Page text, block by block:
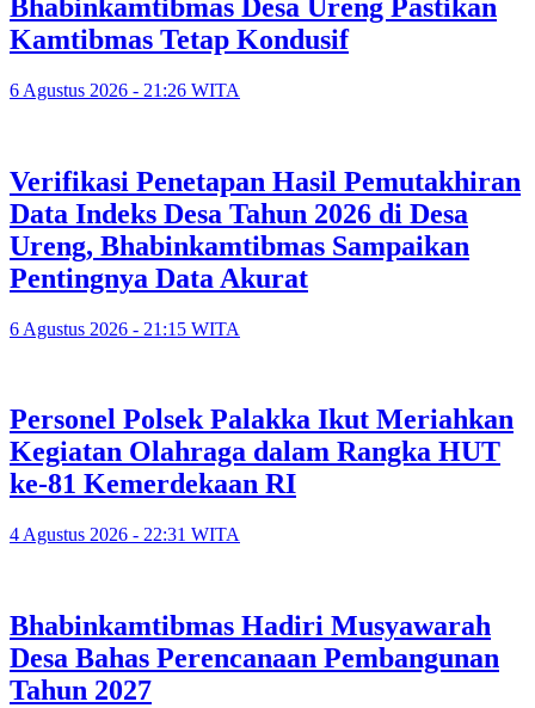
Bhabinkamtibmas Desa Ureng Pastikan
Kamtibmas Tetap Kondusif
6 Agustus 2026 - 21:26 WITA
Verifikasi Penetapan Hasil Pemutakhiran
Data Indeks Desa Tahun 2026 di Desa
Ureng, Bhabinkamtibmas Sampaikan
Pentingnya Data Akurat
6 Agustus 2026 - 21:15 WITA
Personel Polsek Palakka Ikut Meriahkan
Kegiatan Olahraga dalam Rangka HUT
ke-81 Kemerdekaan RI
4 Agustus 2026 - 22:31 WITA
Bhabinkamtibmas Hadiri Musyawarah
Desa Bahas Perencanaan Pembangunan
Tahun 2027